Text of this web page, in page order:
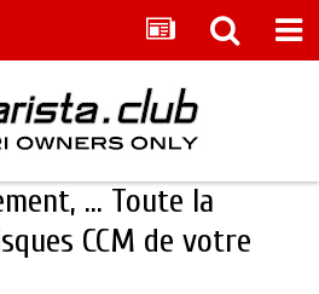
… Toute la
CCM de votre